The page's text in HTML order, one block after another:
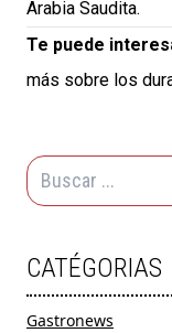
Arabia Saudita.
Te puede
más sobre los
CATÉGORIAS
Gastronews